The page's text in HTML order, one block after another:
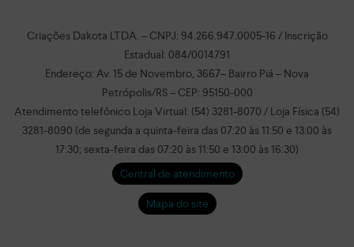
Criações Dakota LTDA. – CNPJ: 94.266.947.0005-16 / Inscrição
Estadual: 084/0014791
Endereço: Av. 15 de Novembro, 3667– Bairro Piá – Nova
Petrópolis/RS – CEP: 95150-000
Atendimento telefônico Loja Virtual: (54) 3281-8070 / Loja Física (54)
3281-8090 (de segunda a quinta-feira das 07:20 às 11:50 e 13:00 às
17:30; sexta-feira das 07:20 às 11:50 e 13:00 às 16:30)
Central de atendimento
Mapa do site